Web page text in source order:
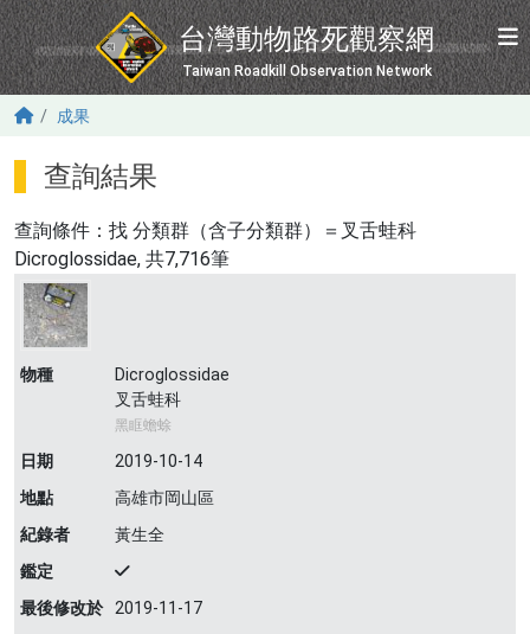
移至主內容
台灣動物路死觀察網
Taiwan Roadkill Observation Network
成果
查詢結果
查詢條件：找 分類群（含子分類群）＝叉舌蛙科
Dicroglossidae, 共7,716筆
物種
Dicroglossidae
叉舌蛙科
黑眶蟾蜍
日期
2019-10-14
地點
高雄市岡山區
紀錄者
黃生全
鑑定
最後修改於 2019-11-17